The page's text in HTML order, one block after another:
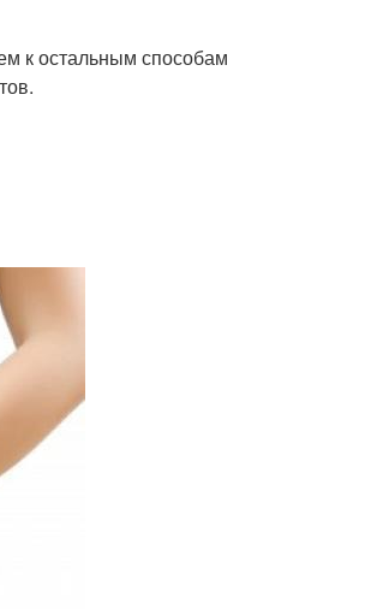
к остальным способам